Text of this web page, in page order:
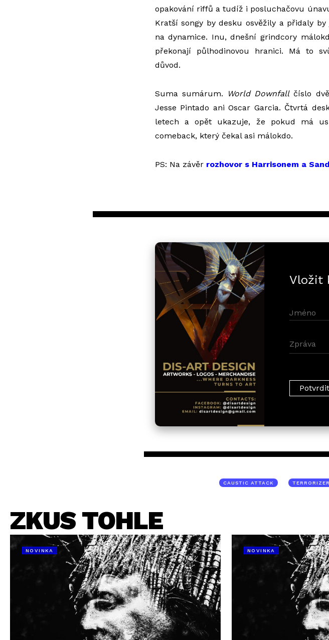
opakování riffů a tudíž i posluchačovu
Kratší songy by desku osvěžily a přidaly by
na dynamice. Inu, dnešní grindcory
překonají půlhodinovou hranici. Má to
důvod.
Suma sumárum. World Downfallčíslo
Jesse Pintado ani Oscar Garcia. Čtvrtá
letech a opět ukazuje, že pokud má
comeback, který čekal asi málokdo.
PS: Na závěr rozhovor s Harrisonem a
Vložit
CAUSTIC ATTACK TERRORIZER
ZKUS TOHLE
NOVINKA NOVINKA